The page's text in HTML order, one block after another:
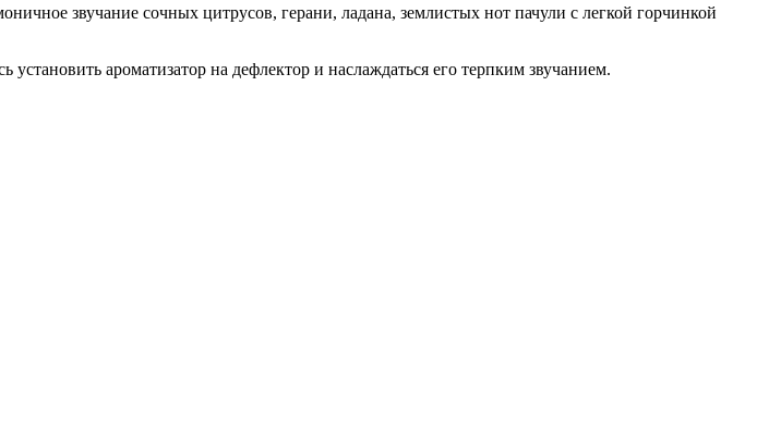
звучание сочных цитрусов, герани, ладана, землистых нот пачули с легкой горчинкой
установить ароматизатор на дефлектор и наслаждаться его терпким звучанием.